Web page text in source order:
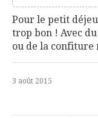
Pour le petit
trop bon ! Avec
ou de la confiture
3 août 2015